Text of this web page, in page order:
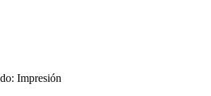
Impresión